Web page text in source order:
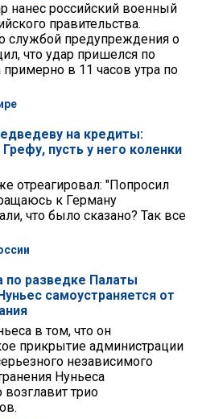
нанес российский военный
правительства.
службой предупреждения о
что удар пришелся по
в 11 часов утра по
на кредиты:
пусть у него коленки
отреагировал: "Попросил
к Герману
что было сказано? Так все
по разведке Палаты
самоустраняется от
в том, что он
прикрытие администрации
независимого
Нуньеса
трио